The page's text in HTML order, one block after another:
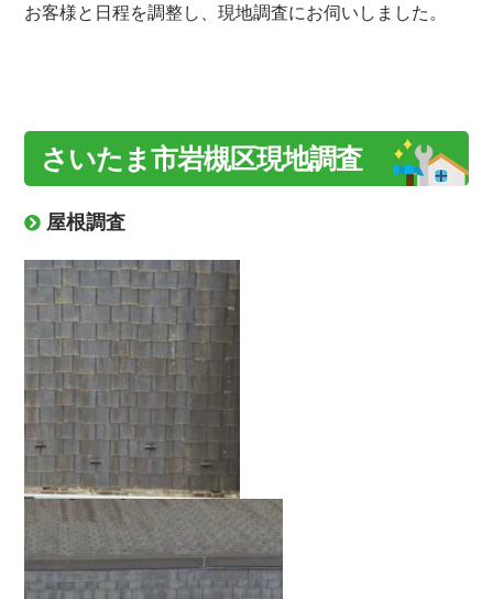
お客様と日程を調整し、現地調査にお伺いしました。
さいたま市岩槻区現地調査
屋根調査